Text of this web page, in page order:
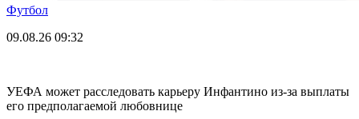
Футбол
09.08.26 09:32
УЕФА может расследовать карьеру Инфантино из-за выплаты
его предполагаемой любовнице